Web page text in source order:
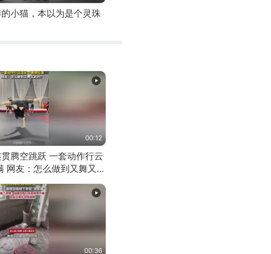
小猫，本以为是个灵珠
00:12
腾空跳跃 一套动作行云
网友：怎么做到又舞又武
00:36